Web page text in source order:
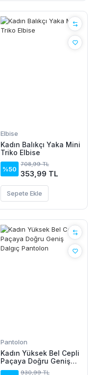
Elbise
Kadın Balıkçı Yaka Mini
Triko Elbise
%50
708,99 TL
353,99 TL
Sepete Ekle
Pantolon
Kadın Yüksek Bel Cepli
Paçaya Doğru Geniş
Dalgıç Pantolon
930,99 TL